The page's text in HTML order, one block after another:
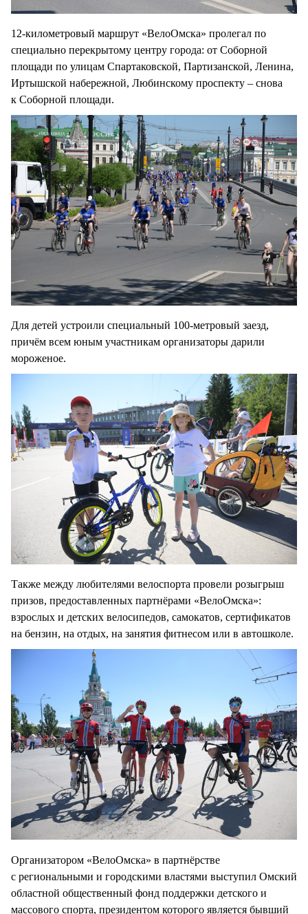
12-километровый маршрут «ВелоОмска» пролегал по
специально перекрытому центру города: от Соборной
площади по улицам Спартаковской, Партизанской, Ленина,
Иртышской набережной, Любинскому проспекту – снова
к Соборной площади.
Для детей устроили специальный 100-метровый заезд,
причём всем юным участникам организаторы дарили
мороженое.
Также между любителями велоспорта провели розыгрыш
призов, предоставленных партнёрами «ВелоОмска»:
взрослых и детских велосипедов, самокатов, сертификатов
на бензин, на отдых, на занятия фитнесом или в автошколе.
Организатором «ВелоОмска» в партнёрстве
с региональными и городскими властями выступил Омский
областной общественный фонд поддержки детского и
массового спорта, президентом которого является бывший